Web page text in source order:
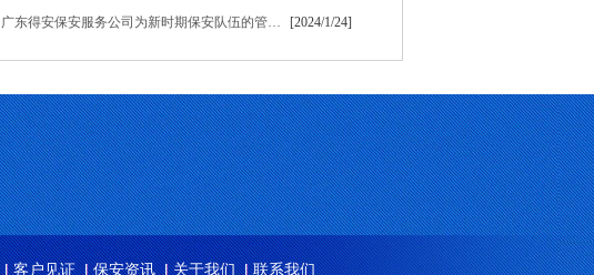
广东得安保安服务公司为新时期保安队伍的管理探索了一条新路子 [2024/1/24]
客户见证 保安资讯 关于我们 联系我们